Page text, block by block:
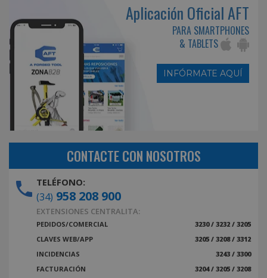
Aplicación Oficial AFT
PARA SMARTPHONES
& TABLETS
INFÓRMATE AQUÍ
CONTACTE CON NOSOTROS
TELÉFONO:
(34) 958 208 900
EXTENSIONES CENTRALITA:
PEDIDOS/COMERCIAL
3230 / 3232 / 3205
CLAVES WEB/APP
3205 / 3208 / 3312
INCIDENCIAS
3243 / 3300
FACTURACIÓN
3204 / 3205 / 3208